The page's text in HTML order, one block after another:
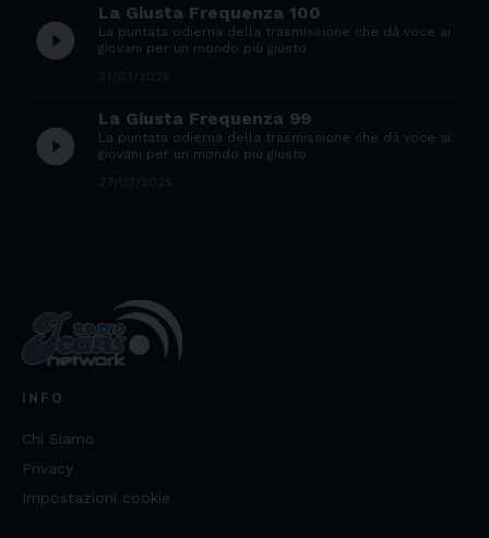
play_circle_filled
La Giusta Frequenza 100
La puntata odierna della trasmissione che dà voce ai
giovani per un mondo più giusto
play_circle_filled
La Giusta Frequenza 99
La puntata odierna della trasmissione che dà voce ai
giovani per un mondo più giusto
INFO
Chi Siamo
Privacy
Impostazioni cookie